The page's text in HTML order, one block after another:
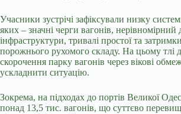
Учасники зустрічі зафіксували низку
яких – значні черги вагонів, нерівномірний
інфраструктури, тривалі простої та
порожнього рухомого складу. На цьому тлі
скорочення парку вагонів через вікові
ускладнити ситуацію.
Зокрема, на підходах до портів Великої
понад 13,5 тис. вагонів, що суттєво